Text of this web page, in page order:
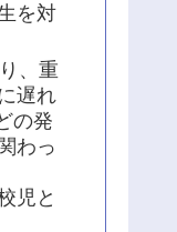
を対
、重
遅れ
の発
わっ
児と